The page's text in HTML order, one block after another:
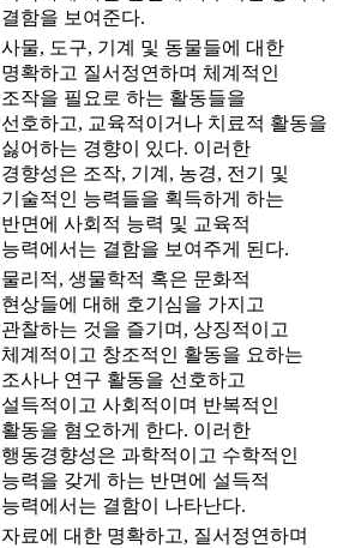
결함을 보여준다.
사물, 도구, 기계 및 동물들에 대한
명확하고 질서정연하며 체계적인
조작을 필요로 하는 활동들을
선호하고, 교육적이거나 치료적 활동을
싫어하는 경향이 있다. 이러한
경향성은 조작, 기계, 농경, 전기 및
기술적인 능력들을 획득하게 하는
반면에 사회적 능력 및 교육적
능력에서는 결함을 보여주게 된다.
물리적, 생물학적 혹은 문화적
현상들에 대해 호기심을 가지고
관찰하는 것을 즐기며, 상징적이고
체계적이고 창조적인 활동을 요하는
조사나 연구 활동을 선호하고
설득적이고 사회적이며 반복적인
활동을 혐오하게 한다. 이러한
행동경향성은 과학적이고 수학적인
능력을 갖게 하는 반면에 설득적
능력에서는 결함이 나타난다.
자료에 대한 명확하고, 질서정연하며